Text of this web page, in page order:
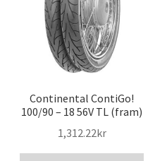
Continental ContiGo!
100/90 – 18 56V TL (fram)
1,312.22kr